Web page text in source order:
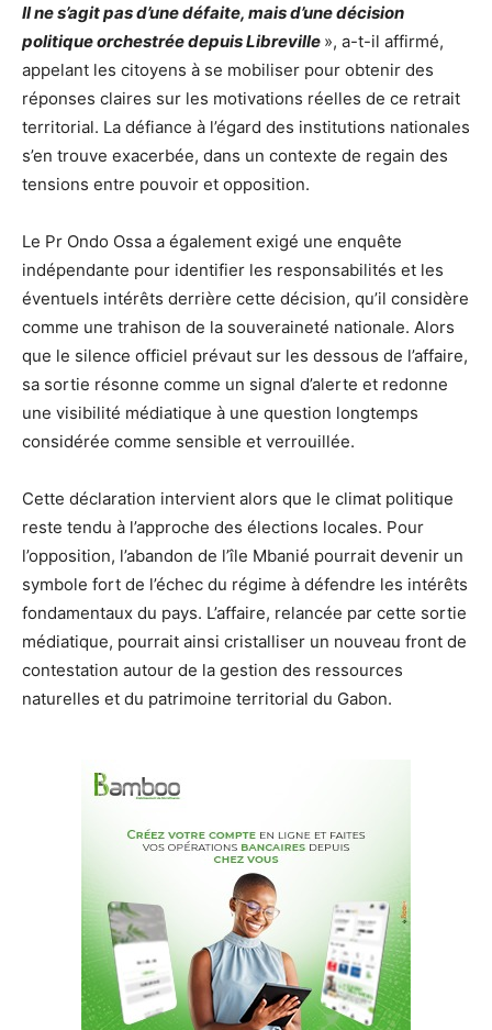
Il ne s’agit pas d’une défaite, mais d’une décision
politique orchestrée depuis Libreville », a-t-il affirmé,
appelant les citoyens à se mobiliser pour obtenir des
réponses claires sur les motivations réelles de ce retrait
territorial. La défiance à l’égard des institutions nationales
s’en trouve exacerbée, dans un contexte de regain des
tensions entre pouvoir et opposition.
Le Pr Ondo Ossa a également exigé une enquête
indépendante pour identifier les responsabilités et les
éventuels intérêts derrière cette décision, qu’il considère
comme une trahison de la souveraineté nationale. Alors
que le silence officiel prévaut sur les dessous de l’affaire,
sa sortie résonne comme un signal d’alerte et redonne
une visibilité médiatique à une question longtemps
considérée comme sensible et verrouillée.
Cette déclaration intervient alors que le climat politique
reste tendu à l’approche des élections locales. Pour
l’opposition, l’abandon de l’île Mbanié pourrait devenir un
symbole fort de l’échec du régime à défendre les intérêts
fondamentaux du pays. L’affaire, relancée par cette sortie
médiatique, pourrait ainsi cristalliser un nouveau front de
contestation autour de la gestion des ressources
naturelles et du patrimoine territorial du Gabon.